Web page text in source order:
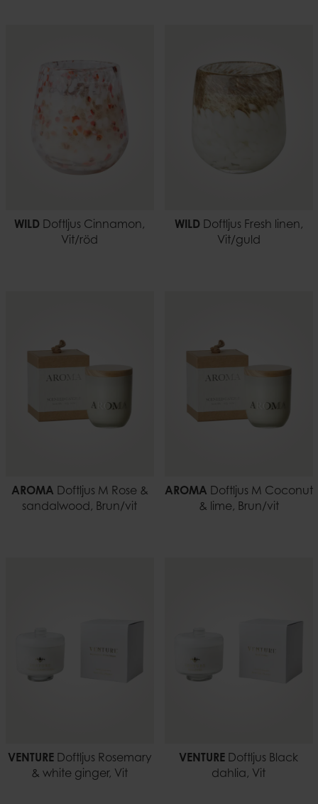
WILD Doftljus Cinnamon,
Vit/röd
WILD Doftljus Fresh linen,
Vit/guld
AROMA Doftljus M Rose &
sandalwood, Brun/vit
AROMA Doftljus M Coconut
& lime, Brun/vit
VENTUREDoftljus Rosemary
& white ginger, Vit
VENTURE Doftljus Black
dahlia, Vit